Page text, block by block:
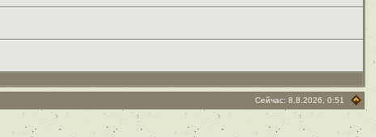
Сейчас: 8.8.2026, 0:51